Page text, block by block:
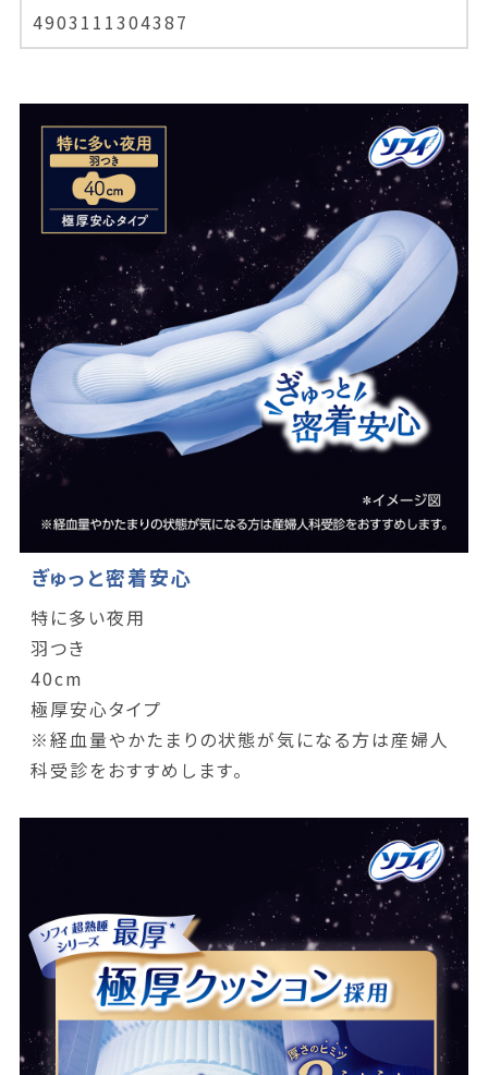
4903111304387
ぎゅっと密着安心
特に多い夜用
羽つき
40cm
極厚安心タイプ
※経血量やかたまりの状態が気になる方は産婦人
科受診をおすすめします。